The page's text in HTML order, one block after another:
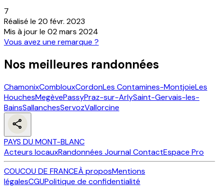
7
Réalisé le 20 févr. 2023
Mis à jour le 02 mars 2024
Vous avez une remarque ?
Nos meilleures randonnées
ChamonixComblouxCordonLes Contamines-MontjoieLes
HouchesMegèvePassyPraz-sur-ArlySaint-Gervais-les-
BainsSallanchesServozVallorcine
PAYS DU MONT-BLANC
Acteurs locauxRandonnées JournalContactEspace Pro
COUCOU DE FRANCEÀ proposMentions
légalesCGUPolitique de confidentialité